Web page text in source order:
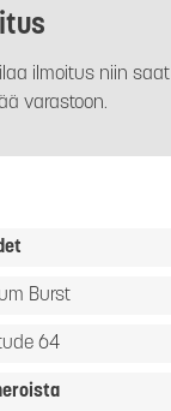
ilmoitus niin saat
varastoon.
Burst
64